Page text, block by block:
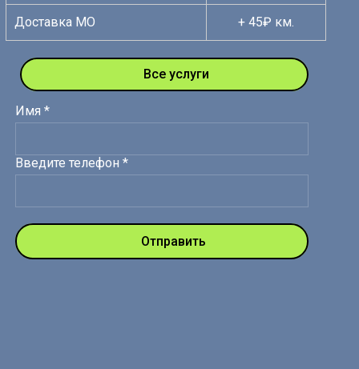
Доставка МО + 45₽ км.
Все услуги
Имя *
Введите телефон *
Отправить